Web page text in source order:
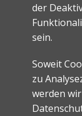
der
sein.
Soweit
zu
werden